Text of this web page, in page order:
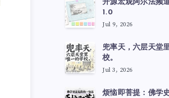
开源宏观阿尔法频
1.0
Jul 9, 2026
兜率天，六层天堂
校。
Jul 3, 2026
烦恼即菩提：佛学